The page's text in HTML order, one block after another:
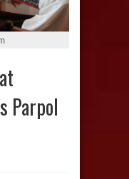
Parpol